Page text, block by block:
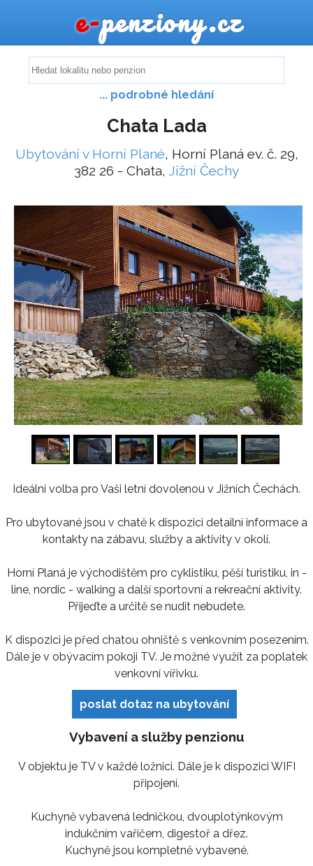
e-penziony.cz
... podrobné hledání
Chata Lada
Ubytování v Horní Plané, Horní Planá ev. č. 29,
382 26 - Chata, Jižní Čechy
1/16
Ideální volba pro Vaši letní dovolenou v Jižních Čechách.
Pro ubytované jsou v chatě k dispozici detailní informace a
kontakty na zábavu, služby a aktivity v okolí.
Horní Planá je východištěm pro cyklistiku, pěší turistiku, in -
line, nordic - walking a další sportovní a rekreační aktivity.
Přijeďte a určitě se nudit nebudete.
K dispozici je před chatou ohniště s venkovním posezením.
Dále je v obývacím pokoji TV. Je možné využít za poplatek
venkovní vířivku.
poslat dotaz na ubytování
Vybavení a služby penzionu
V objektu je TV v každé ložnici. Dále je k dispozici WIFI
připojení.
Kuchyně vybavená ledničkou, dvouplotýnkovým
indukčním vařičem, digestoř a dřez.
Kuchyně jsou kompletně vybavené.